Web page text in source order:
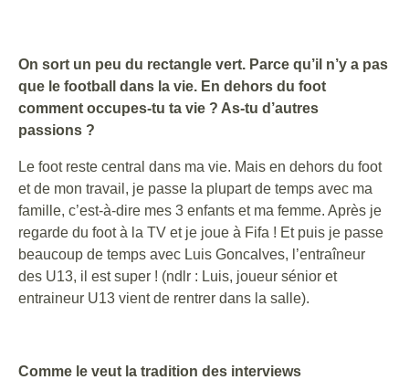
On sort un peu du rectangle vert. Parce qu’il n’y a pas
que le football dans la vie. En dehors du foot
comment occupes-tu ta vie ? As-tu d’autres
passions ?
Le foot reste central dans ma vie. Mais en dehors du foot
et de mon travail, je passe la plupart de temps avec ma
famille, c’est-à-dire mes 3 enfants et ma femme. Après je
regarde du foot à la TV et je joue à Fifa ! Et puis je passe
beaucoup de temps avec Luis Goncalves, l’entraîneur
des U13, il est super ! (ndlr : Luis, joueur sénior et
entraineur U13 vient de rentrer dans la salle).
Comme le veut la tradition des interviews